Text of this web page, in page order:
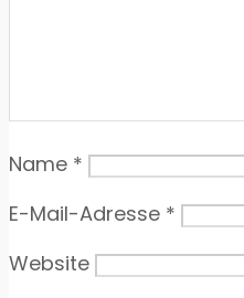
Name *
E-Mail-Adresse *
Website